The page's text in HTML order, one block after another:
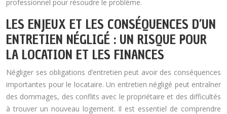
professionnel pour résoudre le problème.
LES ENJEUX ET LES CONSÉQUENCES D’UN
ENTRETIEN NÉGLIGÉ : UN RISQUE POUR
LA LOCATION ET LES FINANCES
Négliger ses obligations d’entretien peut avoir des conséquences
importantes pour le locataire. Un entretien négligé peut entraîner
des dommages, des conflits avec le propriétaire et des difficultés
à trouver un nouveau logement. Il est essentiel de comprendre